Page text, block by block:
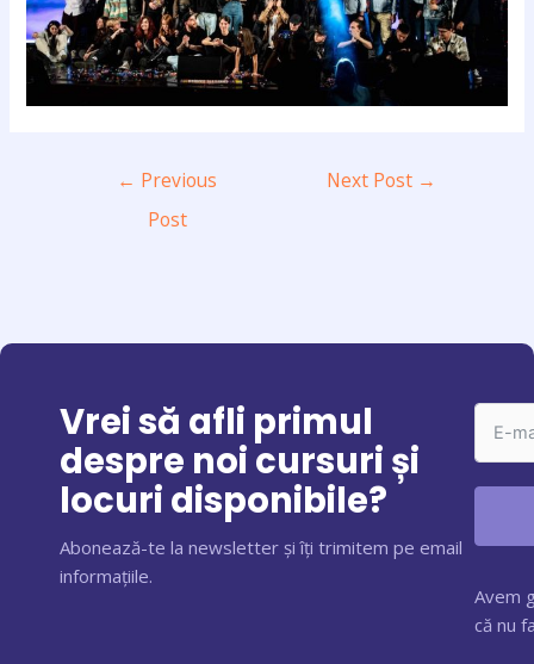
← Previous
Post
Next Post →
Vrei să afli primul
despre noi cursuri și
locuri disponibile?
Abonează-te la newsletter și îți trimitem pe email
informațiile.
Avem
că nu